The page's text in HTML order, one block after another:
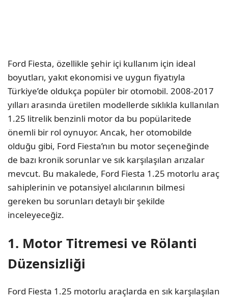
Ford Fiesta, özellikle şehir içi kullanım için ideal
boyutları, yakıt ekonomisi ve uygun fiyatıyla
Türkiye’de oldukça popüler bir otomobil. 2008-2017
yılları arasında üretilen modellerde sıklıkla kullanılan
1.25 litrelik benzinli motor da bu popülaritede
önemli bir rol oynuyor. Ancak, her otomobilde
olduğu gibi, Ford Fiesta’nın bu motor seçeneğinde
de bazı kronik sorunlar ve sık karşılaşılan arızalar
mevcut. Bu makalede, Ford Fiesta 1.25 motorlu araç
sahiplerinin ve potansiyel alıcılarının bilmesi
gereken bu sorunları detaylı bir şekilde
inceleyeceğiz.
1. Motor Titremesi ve Rölanti
Düzensizliği
Ford Fiesta 1.25 motorlu araçlarda en sık karşılaşılan